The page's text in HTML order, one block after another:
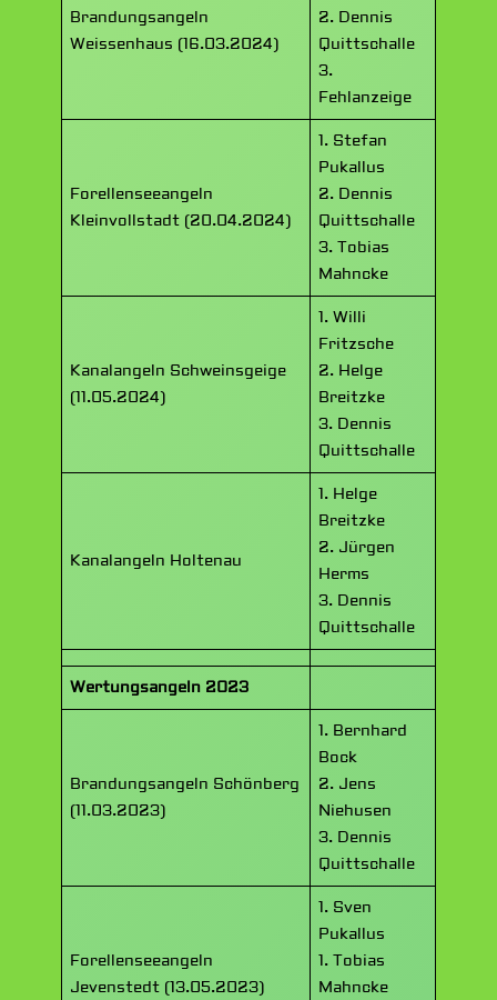
Brandungsangeln
Weissenhaus (16.03.2024)
2. Dennis
Quittschalle
3.
Fehlanzeige
Forellenseeangeln
Kleinvollstadt (20.04.2024)
1. Stefan
Pukallus
2. Dennis
Quittschalle
3. Tobias
Mahncke
Kanalangeln Schweinsgeige
(11.05.2024)
1. Willi
Fritzsche
2. Helge
Breitzke
3. Dennis
Quittschalle
Kanalangeln Holtenau
1. Helge
Breitzke
2. Jürgen
Herms
3. Dennis
Quittschalle
Wertungsangeln 2023
Brandungsangeln Schönberg
(11.03.2023)
1. Bernhard
Bock
2. Jens
Niehusen
3. Dennis
Quittschalle
Forellenseeangeln
Jevenstedt (13.05.2023)
1. Sven
Pukallus
1. Tobias
Mahncke